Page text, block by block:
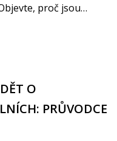
proč jsou
pro lidi hledající
O
PRŮVODCE